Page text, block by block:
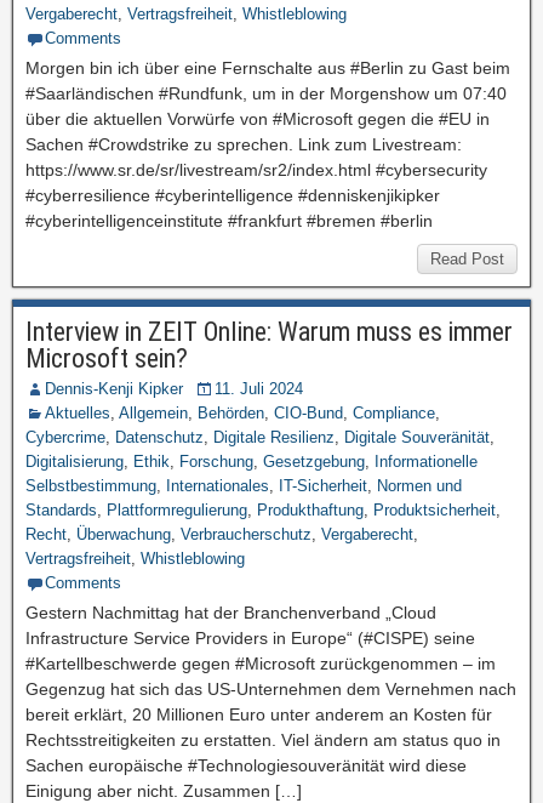
Vergaberecht, Vertragsfreiheit, Whistleblowing
Comments
Morgen bin ich über eine Fernschalte aus #Berlin zu Gast beim
#Saarländischen #Rundfunk, um in der Morgenshow um 07:40
über die aktuellen Vorwürfe von #Microsoft gegen die #EU in
Sachen #Crowdstrike zu sprechen. Link zum Livestream:
https://www.sr.de/sr/livestream/sr2/index.html #cybersecurity
#cyberresilience #cyberintelligence #denniskenjikipker
#cyberintelligenceinstitute #frankfurt #bremen #berlin
Read Post
Interview in ZEIT Online: Warum muss es immer
Microsoft sein?
Dennis-Kenji Kipker
11. Juli 2024
Aktuelles, Allgemein, Behörden, CIO-Bund, Compliance,
Cybercrime, Datenschutz, Digitale Resilienz, Digitale Souveränität,
Digitalisierung, Ethik, Forschung, Gesetzgebung, Informationelle
Selbstbestimmung, Internationales, IT-Sicherheit, Normen und
Standards, Plattformregulierung, Produkthaftung, Produktsicherheit,
Recht, Überwachung, Verbraucherschutz, Vergaberecht,
Vertragsfreiheit, Whistleblowing
Comments
Gestern Nachmittag hat der Branchenverband „Cloud
Infrastructure Service Providers in Europe“ (#CISPE) seine
#Kartellbeschwerde gegen #Microsoft zurückgenommen – im
Gegenzug hat sich das US-Unternehmen dem Vernehmen nach
bereit erklärt, 20 Millionen Euro unter anderem an Kosten für
Rechtsstreitigkeiten zu erstatten. Viel ändern am status quo in
Sachen europäische #Technologiesouveränität wird diese
Einigung aber nicht. Zusammen […]